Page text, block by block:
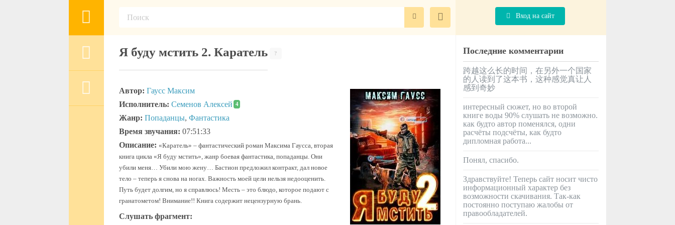
Я буду мстить 2. Каратель ?
Автор: Гаусс Максим
Исполнитель: Семенов Алексей 4
Жанр: Попаданцы, Фантастика
Время звучания: 07:51:33
Описание: «Каратель» – фантастический роман Максима Гаусса, вторая
книга цикла «Я буду мстить», жанр боевая фантастика, попаданцы. Они
убили меня… Убили мою жену… Бастион предложил контракт, дал новое
тело – теперь я снова на ногах. Важность моей цели нельзя недооценить.
Путь будет долгим, но я справлюсь! Месть – это блюдо, которое подают с
гранатометом! Внимание!! Книга содержит нецензурную брань.
Слушать фрагмент:
Вход на сайт
Последние комментарии
跨越这么长的时间，在另外一个国家
的人读到了这本书，这种感觉真让人
感到奇妙
интересный сюжет, но во второй
книге воды 90% слушать не возможно.
как будто автор поменялся, одни
расчёты подсчёты, как будто
дипломная работа...
Понял, спасибо.
Здравствуйте! Теперь сайт носит чисто
информационный характер без
возможности скачивания. Так-как
постоянно поступаю жалобы от
правообладателей.